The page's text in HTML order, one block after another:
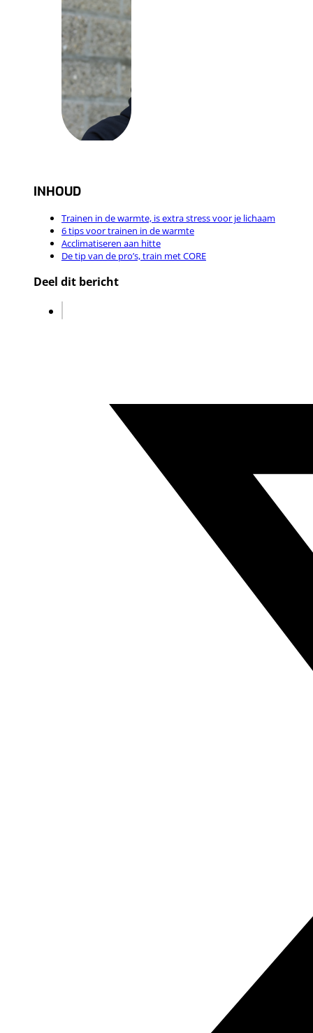
INHOUD
Trainen in de warmte, is extra stress voor je lichaam
6 tips voor trainen in de warmte
Acclimatiseren aan hitte
De tip van de pro’s, train met CORE
Deel dit bericht